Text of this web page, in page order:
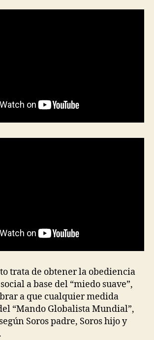
trata de obtener la obediencia
a base del “miedo suave”,
a que cualquier medida
“Mando Globalista Mundial”,
Soros padre, Soros hijo y